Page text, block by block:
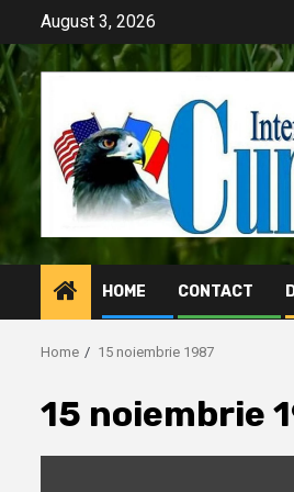
content
August 3, 2026
HOME CONTACT
Home 15 noiembrie 1987
15 noiembrie